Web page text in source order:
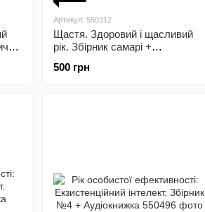
Артикул: 550312
Щастя. Здоровий і щасливий
рік. Збірник самарі +
500 грн